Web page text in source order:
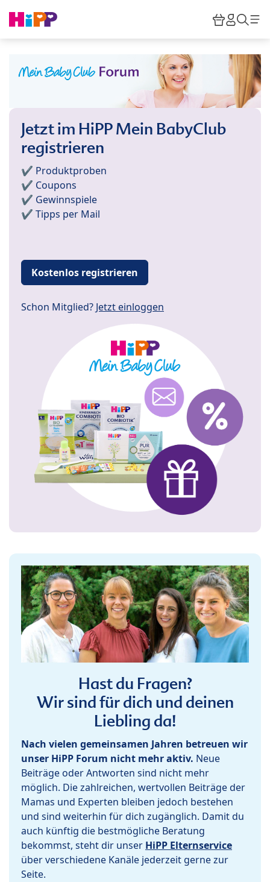
HiPP
Jetzt im HiPP Mein BabyClub
registrieren
✔️ Produktproben
✔️ Coupons
✔️ Gewinnspiele
✔️ Tipps per Mail
Kostenlos registrieren
Schon Mitglied? Jetzt einloggen
Hast du Fragen?
Wir sind für dich und deinen
Liebling da!
Nach vielen gemeinsamen Jahren betreuen wir
unser HiPP Forum nicht mehr aktiv. Neue
Beiträge oder Antworten sind nicht mehr
möglich. Die zahlreichen, wertvollen Beiträge der
Mamas und Experten bleiben jedoch bestehen
und sind weiterhin für dich zugänglich. Damit du
auch künftig die bestmögliche Beratung
bekommst, steht dir unser HiPP Elternservice
über verschiedene Kanäle jederzeit gerne zur
Seite.